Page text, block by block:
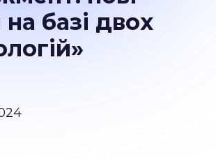
базі двох